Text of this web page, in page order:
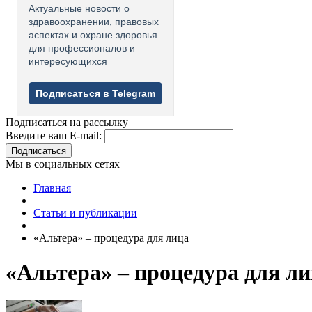
Актуальные новости о
здравоохранении, правовых
аспектах и охране здоровья
для профессионалов и
интересующихся
Подписаться в Telegram
Подписаться на рассылку
Введите ваш E-mail:
Подписаться
Мы в социальных сетях
Главная
Статьи и публикации
«Альтера» – процедура для лица
«Альтера» – процедура для